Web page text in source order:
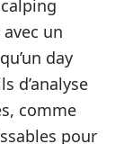
un
day
d’analyse
comme
pour